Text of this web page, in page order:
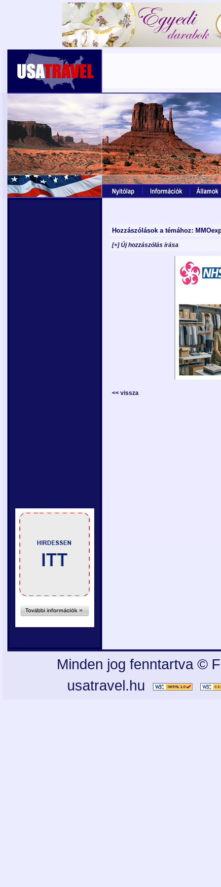
Hozzászólások a témához:
[+] Új hozzászólás írása
<< vissza
Minden jog fenntartva ©
usatravel.hu